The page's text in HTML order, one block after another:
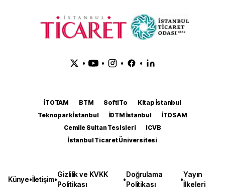
• • • •
İTOTAM BTM SoftITo
Kitap İstanbul
Teknopark İstanbul
İDTM İstanbul
İTOSAM
Cemile Sultan Tesisleri
ICVB
İstanbul Ticaret Üniversitesi
Künye•İletişim•
Gizlilik ve KVKK
Politikası
•
Doğrulama
Politikası
•
Yayın
İlkeleri